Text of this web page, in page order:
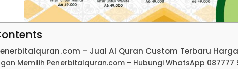
– Jual Al Quran Custom Terbaru
Memilih Penerbitalquran.com – Hubungi WhatsApp 087777